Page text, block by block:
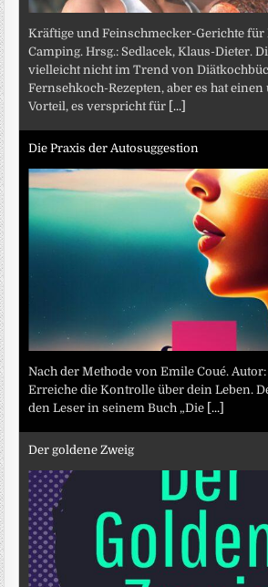
Kräftige und Feinschmecker-Gerichte für
Camping. Hrsg.: Sedlacek, Klaus-Dieter.
vielleicht nicht im Trend von
Fernsehkoch-Rezepten, aber es hat
Vorteil, es verspricht für [...]
Die Praxis der Autosuggestion
Nach der Methode von Emile Coué.
Erreiche die Kontrolle über dein Leben.
den Leser in seinem Buch „Die [...]
Der goldene Zweig